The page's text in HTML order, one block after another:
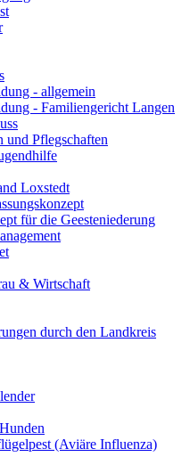
- allgemein
- Familiengericht Langen
und Pflegschaften
Loxstedt
für die Geesteniederung
& Wirtschaft
durch den Landkreis
(Aviäre Influenza)